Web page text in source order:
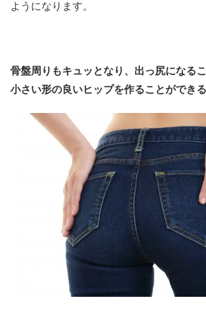
ようになります。
骨盤周りもキュッとなり、出っ尻になるこ
小さい形の良いヒップを作ることができる